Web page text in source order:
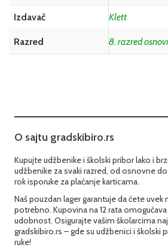
Izdavač Klett
Razred 8. razred
O sajtu gradskibiro.rs
Kupujte udžbenike i školski pribor lako i
udžbenike za svaki razred, od osnovne
rok isporuke za plaćanje karticama.
Naš pouzdan lager garantuje da ćete
potrebno. Kupovina na 12 rata
udobnost. Osigurajte vašim školarcima
gradskibiro.rs – gde su udžbenici i školski
ruke!